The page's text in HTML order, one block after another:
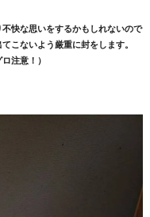
快な思いをするかもしれないので
こないよう厳重に封をします。
注意！）